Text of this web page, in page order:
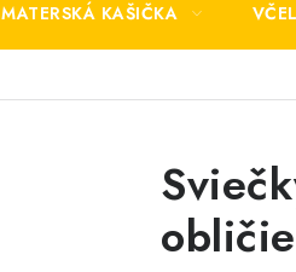
MATERSKÁ KAŠIČKA